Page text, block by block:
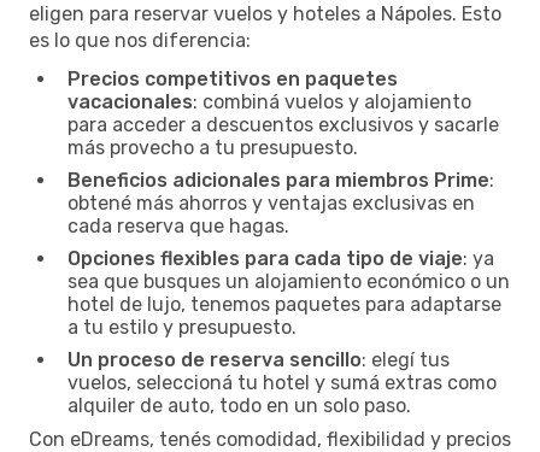
eligen para reservar vuelos y hoteles a Nápoles. Esto
es lo que nos diferencia:
Precios competitivos en paquetes
vacacionales: combiná vuelos y alojamiento
para acceder a descuentos exclusivos y sacarle
más provecho a tu presupuesto.
Beneficios adicionales para miembros Prime:
obtené más ahorros y ventajas exclusivas en
cada reserva que hagas.
Opciones flexibles para cada tipo de viaje: ya
sea que busques un alojamiento económico o un
hotel de lujo, tenemos paquetes para adaptarse
a tu estilo y presupuesto.
Un proceso de reserva sencillo: elegí tus
vuelos, seleccioná tu hotel y sumá extras como
alquiler de auto, todo en un solo paso.
Con eDreams, tenés comodidad, flexibilidad y precios